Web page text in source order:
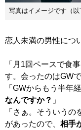
写真はイメージです（以
恋人未満の男性につ
「月1回ペースで食
す。会ったのはGWで
「GWからもう半年
なんですか？ 」
「さぁ。そういうの
があったので、 相手